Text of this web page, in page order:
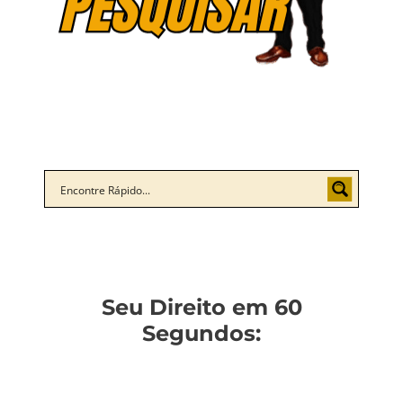
Seu Direito em 60
Segundos: